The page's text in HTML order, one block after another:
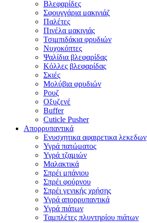
Βλεφαρίδες
Σφουγγάρια μακιγιάζ
Παλέτες
Πινέλα μακιγιάς
Τσιμπιδάκια φρυδιών
Νυχοκόπτες
Ψαλίδια βλεφαρίδας
Κόλλες βλεφαρίδας
Σκιές
Μολύβια φρυδιών
Ρουζ
Οξυζενέ
Buffer
Cuticle Pusher
Απορρυπαντικά
Eνυσχητικα αφαιρετικα λεκεδων
Υγρά πατώματος
Υγρά τζαμιών
Μαλακτικά
Σπρέι μπάνιου
Σπρέι φούρνου
Σπρέι γενικής χρήσης
Υγρά απορρυπαντικά
Υγρά πιάτων
Ταμπλέτες πλυντηρίου πιάτων